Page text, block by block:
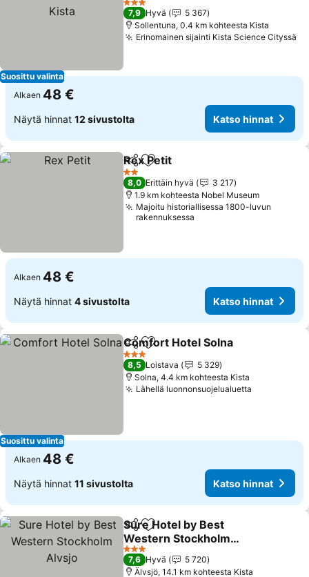
Suosittu valinta
3 Tähtiluokitus
7,9 Hyvä
5 367
Sollentuna, 0.4 km kohteesta Kista
Erinomainen sijainti Kista Science Cityssä
Alkaen 48 €
Näytä hinnat 12 sivustolta Katso hinnat
Jaa Lisää suosikkeihin
Rex Petit
2 Tähtiluokitus
8,0 Erittäin hyvä
3 217
1.9 km kohteesta Nobel Museum
Majoitu historiallisessa 1800-luvun
rakennuksessa
Alkaen 48 €
Näytä hinnat 4 sivustolta Katso hinnat
Suosittu valinta
Jaa Lisää suosikkeihin
Comfort Hotel Solna
3 Tähtiluokitus
8,5 Loistava
5 329
Solna, 4.4 km kohteesta Kista
Lähellä luonnonsuojelualuetta
Alkaen 48 €
Näytä hinnat 11 sivustolta Katso hinnat
Jaa Lisää suosikkeihin
Sure Hotel by Best
Western Stockholm
Alvsjo
3 Tähtiluokitus
7,6 Hyvä
5 720
Älvsjö, 14.1 km kohteesta Kista